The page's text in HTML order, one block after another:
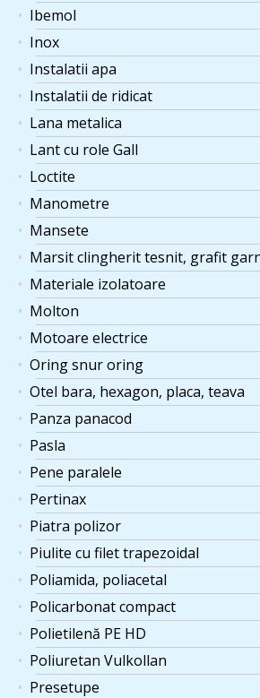
Ibemol
Inox
Instalatii apa
Instalatii de ridicat
Lana metalica
Lant cu role Gall
Loctite
Manometre
Mansete
Marsit clingherit tesnit, grafit
Materiale izolatoare
Molton
Motoare electrice
Oring snur oring
Otel bara, hexagon, placa, teava
Panza panacod
Pasla
Pene paralele
Pertinax
Piatra polizor
Piulite cu filet trapezoidal
Poliamida, poliacetal
Policarbonat compact
Polietilenă PE HD
Poliuretan Vulkollan
Presetupe